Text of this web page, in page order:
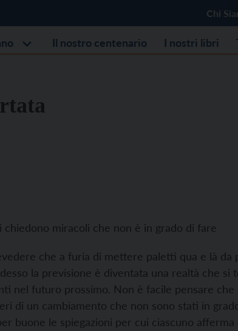
Chi
Il nostro centenario I nostri libri
chiedono miracoli che non è in grado di fare
che a furia di mettere paletti qua e là da
la previsione è diventata una realtà che si
nel futuro prossimo. Non è facile pensare che
di un cambiamento che non sono stati in
buone le spiegazioni per cui ciascuno afferma